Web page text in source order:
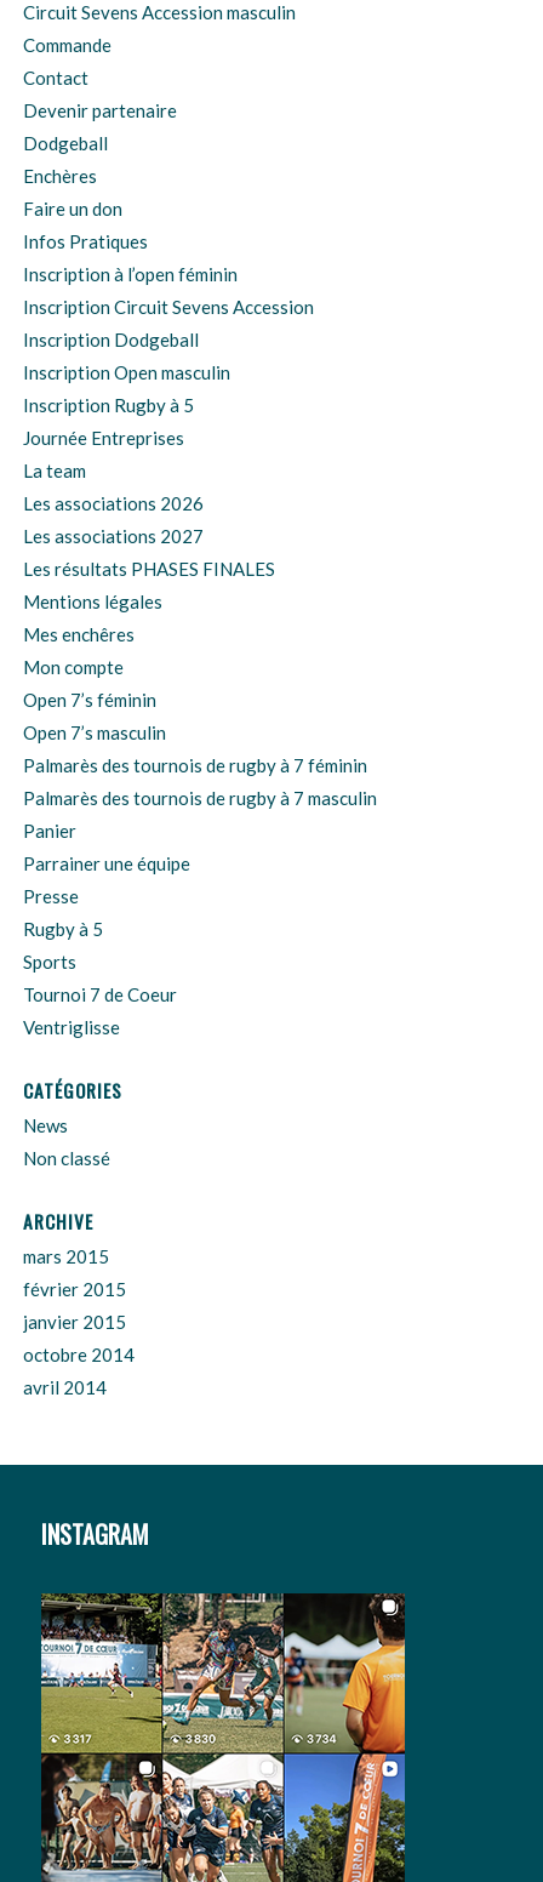
Circuit Sevens Accession masculin
Commande
Contact
Devenir partenaire
Dodgeball
Enchères
Faire un don
Infos Pratiques
Inscription à l’open féminin
Inscription Circuit Sevens Accession
Inscription Dodgeball
Inscription Open masculin
Inscription Rugby à 5
Journée Entreprises
La team
Les associations 2026
Les associations 2027
Les résultats PHASES FINALES
Mentions légales
Mes enchêres
Mon compte
Open 7’s féminin
Open 7’s masculin
Palmarès des tournois de rugby à 7 féminin
Palmarès des tournois de rugby à 7 masculin
Panier
Parrainer une équipe
Presse
Rugby à 5
Sports
Tournoi 7 de Coeur
Ventriglisse
CATÉGORIES
News
Non classé
ARCHIVE
mars 2015
février 2015
janvier 2015
octobre 2014
avril 2014
INSTAGRAM